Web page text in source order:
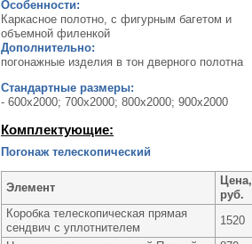
Особенности:
Каркасное полотно, с фигурным багетом и
объемной филенкой
Дополнительно:
погонажные изделия в тон дверного полотна
Стандартные размеры:
- 600х2000; 700х2000; 800х2000; 900х2000
Комплектующие:
Погонаж телескопический
Элемент
Цена,
руб.
Коробка телескопическая прямая
сендвич с уплотнителем
1520